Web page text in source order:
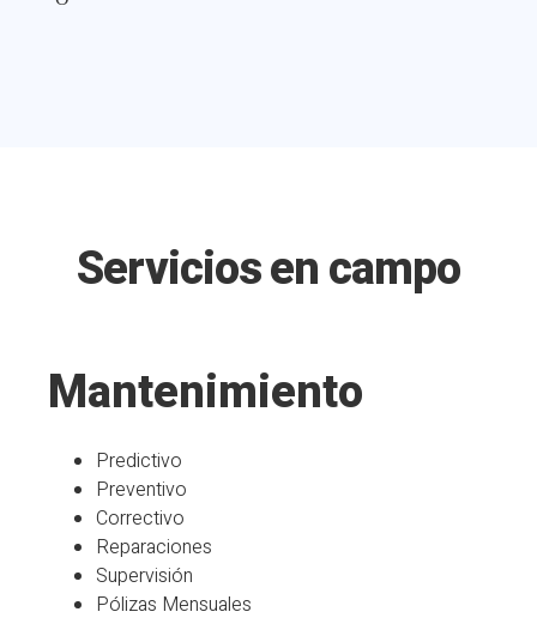
Servicios en campo
Mantenimiento
Predictivo
Preventivo
Correctivo
Reparaciones
Supervisión
Pólizas Mensuales